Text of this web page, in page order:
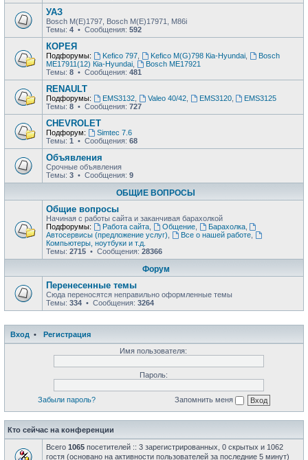
УАЗ
Bosch M(E)1797, Bosch M(E)17971, М86i
Темы: 4 • Сообщения: 592
КОРЕЯ
Подфорумы: Kefico 797, Kefico M(G)798 Кia-Hyundai,
Bosch
ME17911(12) Кia-Hyundai
Bosch ME17921
Темы: 8 • Сообщения: 481
RENAULT
Подфорумы: EMS3132, Valeo 40/42, EMS3120,
EMS3125
Темы: 8 • Сообщения: 727
CHEVROLET
Подфорум:
Simtec 7.6
Темы: 1 • Сообщения: 68
Объявления
Срочные объявления
Темы: 3 • Сообщения: 9
ОБЩИЕ ВОПРОСЫ
Общие вопросы
Начиная с работы сайта и заканчивая барахолкой
Подфорумы:
Работа сайта, Общение, Барахолка,
Автосервисы (предложение услуг)
Все о нашей работе,
Компьютеры, ноутбуки и т.д.
Темы: 2715 • Сообщения: 28366
Форум
Перенесенные темы
Сюда переносятся неправильно оформленные темы
Темы: 334 • Сообщения: 3264
Вход •
Регистрация
Имя пользователя:
Пароль:
Забыли пароль? Запомнить меня
Кто сейчас на конференции
Всего 1065 посетителей :: 3 зарегистрированных, 0 скрытых и 1062
гостя (основано на активности пользователей за последние 5 минут)